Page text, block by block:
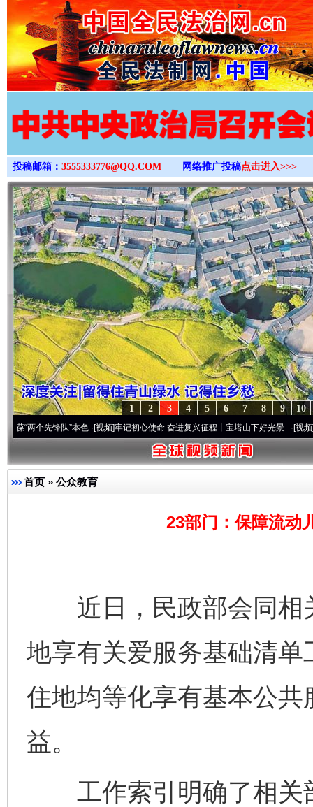
>
投稿邮箱： 3555333776@QQ.COM 网络推广投稿点击进入>>>
10
9
8
7
6
5
4
3
2
1
先锋队”本色·[视频]牢记初心使命 奋进复兴征程丨宝塔山下好光景..·[视频]因党而生
首页 » 公众教育
23部门：保障流动
近日，民政部会同相
地享有关爱服务基础清
住地均等化享有基本公
益。
工作索引明确了相关部